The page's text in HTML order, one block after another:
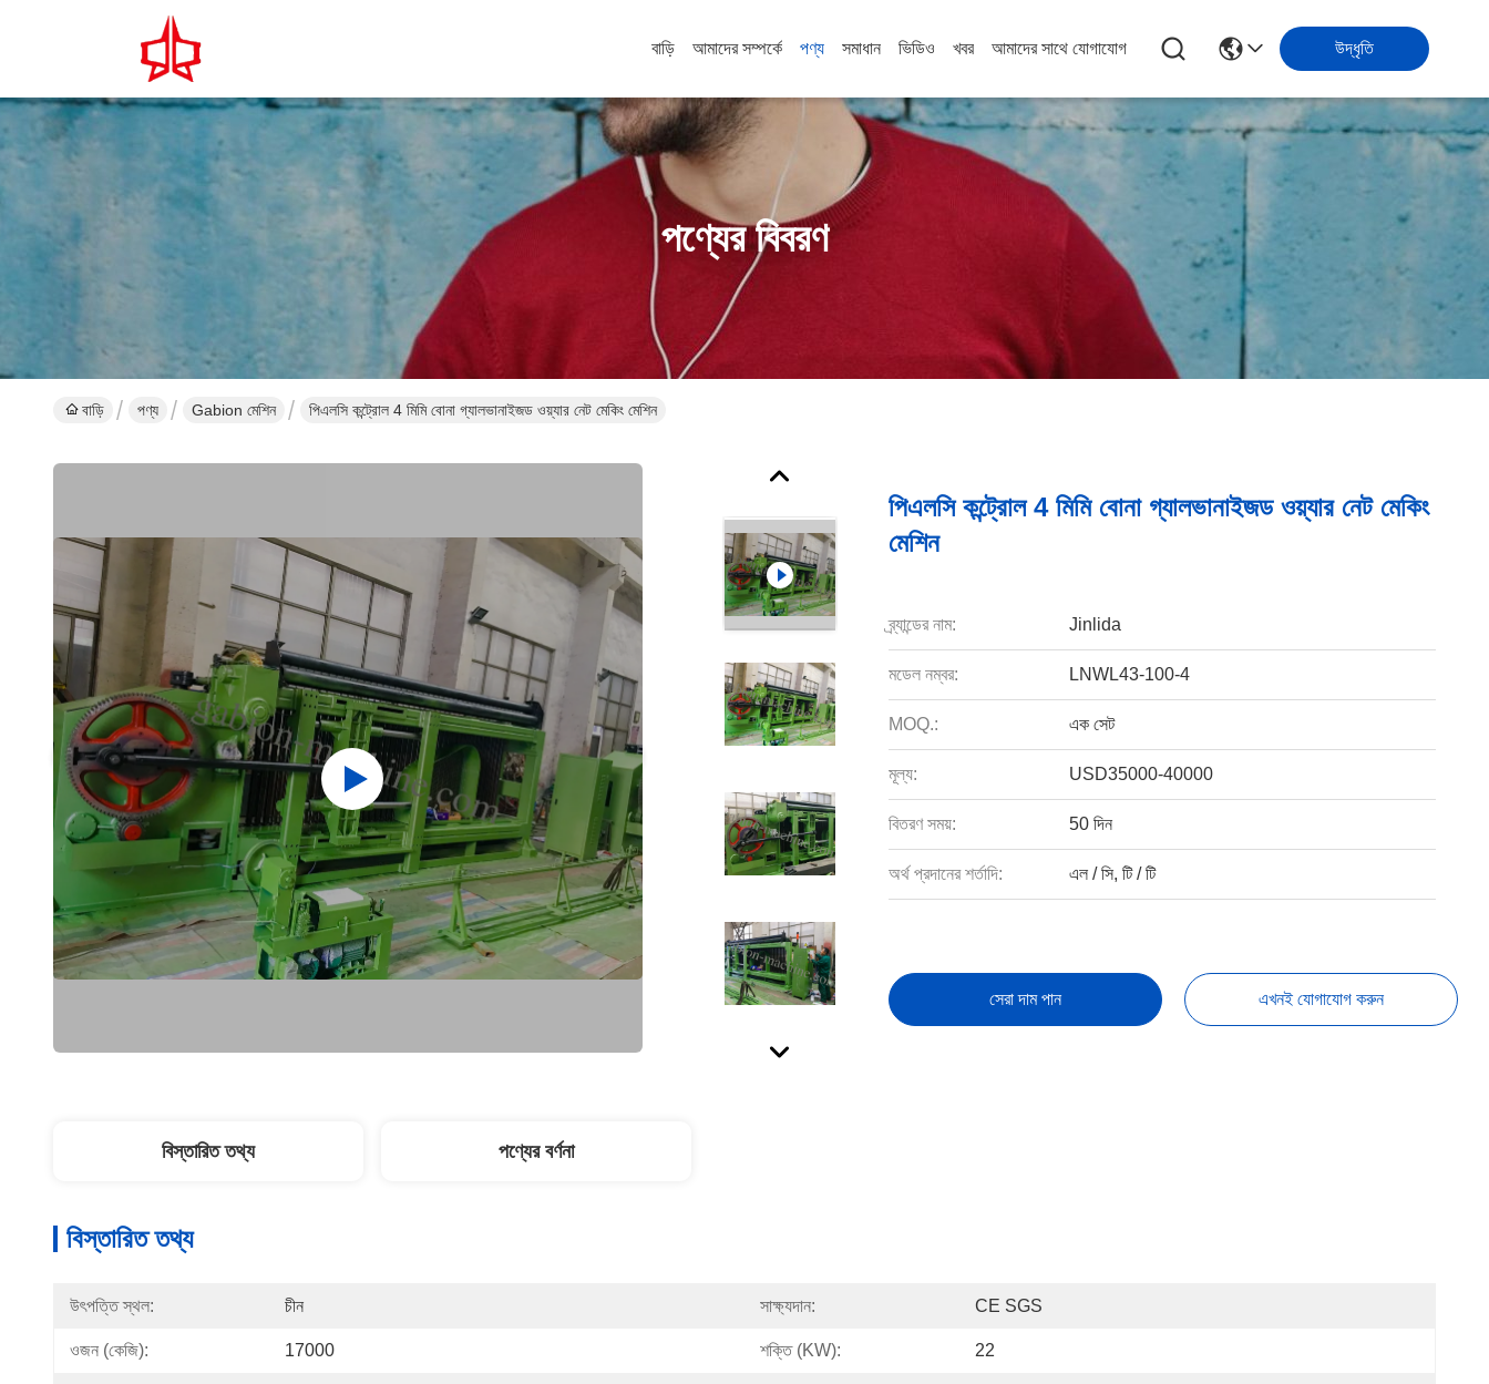
বাড়ি আমাদের সম্পর্কে পণ্য সমাধান ভিডিও খবর আমাদের সাথে যোগাযোগ উদ্ধৃতি
পণ্যের বিবরণ
বাড়ি পণ্য Gabion মেশিন পিএলসি কন্ট্রোল 4 মিমি বোনা গ্যালভানাইজড ওয়্যার নেট মেকিং মেশিন
পিএলসি কন্ট্রোল 4 মিমি বোনা গ্যালভানাইজড ওয়্যার নেট মেকিং
মেশিন
ব্র্যান্ডের নাম: Jinlida
মডেল নম্বর: LNWL43-100-4
MOQ.: এক সেট
মূল্য: USD35000-40000
বিতরণ সময়: 50 দিন
অর্থ প্রদানের শর্তাদি: এল / সি, টি / টি
সেরা দাম পান এখনই যোগাযোগ করুন
বিস্তারিত তথ্য পণ্যের বর্ণনা
বিস্তারিত তথ্য
উৎপত্তি স্থল: চীন সাক্ষ্যদান: CE SGS
ওজন (কেজি): 17000 শক্তি (KW): 22